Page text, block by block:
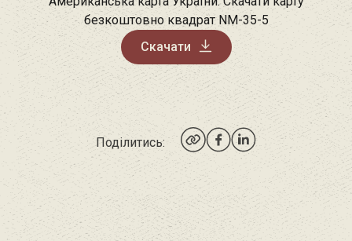
безкоштовно квадрат NM-35-5
Скачати
Поділитись: